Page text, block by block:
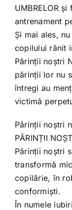
UMBRELOR
antrenament
Și mai ales,
copilului rănit
Părinții noștri
părinții lor nu
întregi au
victimă
Părinții noștri
PĂRINȚII
Părinții noștri
transformă
copilărie, în
conformiști.
În numele